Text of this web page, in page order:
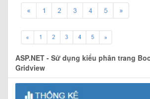
ASP.NET - Sử dụng kiểu phân trang
Gridview